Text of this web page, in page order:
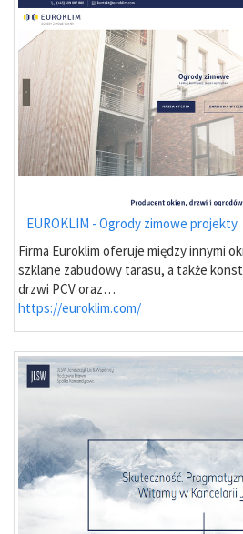
EUROKLIM - Ogrody zimowe projekty
Firma Euroklim oferuje między innymi
szklane zabudowy tarasu, a także
drzwi PCV oraz…
https://euroklim.com/